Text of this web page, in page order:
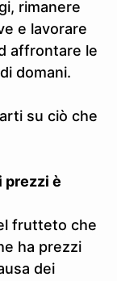
rimanere
e lavorare
affrontare le
domani.
su ciò che
prezzi è
frutteto che
ha prezzi
dei